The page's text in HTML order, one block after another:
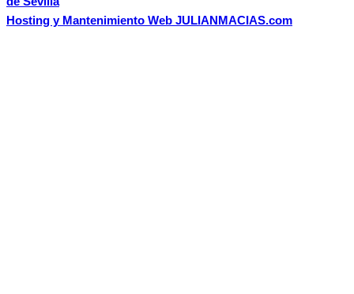
Hosting y Mantenimiento Web JULIANMACIAS.com